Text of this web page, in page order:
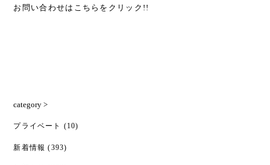
お問い合わせは こちら をクリック!!
category >
プライベート (10)
新着情報 (393)